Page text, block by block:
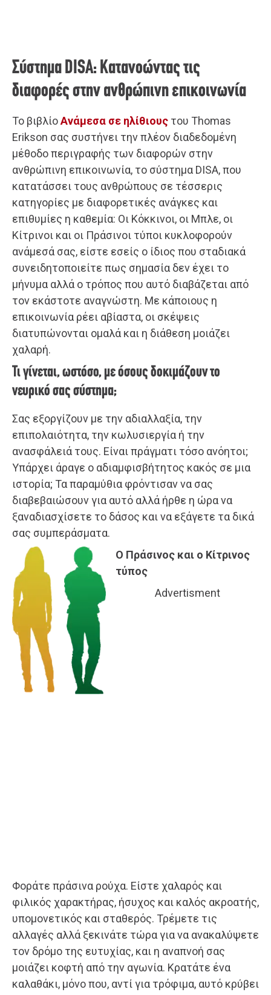
Σύστημα DISA: Κατανοώντας τις
διαφορές στην ανθρώπινη επικοινωνία
Το βιβλίοΑνάμεσα σε ηλίθιους του Thomas
Erikson σας συστήνει την πλέον διαδεδομένη
μέθοδο περιγραφής των διαφορών στην
ανθρώπινη επικοινωνία, το σύστημα DISA, που
κατατάσσει τους ανθρώπους σε τέσσερις
κατηγορίες με διαφορετικές ανάγκες και
επιθυμίες η καθεμία: Οι Κόκκινοι, οι Μπλε, οι
Κίτρινοι και οι Πράσινοι τύποι κυκλοφορούν
ανάμεσά σας, είστε εσείς ο ίδιος που σταδιακά
συνειδητοποιείτε πως σημασία δεν έχει το
μήνυμα αλλά ο τρόπος που αυτό διαβάζεται από
τον εκάστοτε αναγνώστη. Με κάποιους η
επικοινωνία ρέει αβίαστα, οι σκέψεις
διατυπώνονται ομαλά και η διάθεση μοιάζει
χαλαρή.
Τι γίνεται, ωστόσο, με όσους δοκιμάζουν το
νευρικό σας σύστημα;
Σας εξοργίζουν με την αδιαλλαξία, την
επιπολαιότητα, την κωλυσιεργία ή την
ανασφάλειά τους. Είναι πράγματι τόσο ανόητοι;
Υπάρχει άραγε ο αδιαμφισβήτητος κακός σε μια
ιστορία; Τα παραμύθια φρόντισαν να σας
διαβεβαιώσουν για αυτό αλλά ήρθε η ώρα να
ξαναδιασχίσετε το δάσος και να εξάγετε τα δικά
σας συμπεράσματα.
Ο Πράσινος και ο Κίτρινος
τύπος
Advertisment
Φοράτε πράσινα ρούχα. Είστε χαλαρός και
φιλικός χαρακτήρας, ήσυχος και καλός ακροατής,
υπομονετικός και σταθερός. Τρέμετε τις
αλλαγές αλλά ξεκινάτε τώρα για να ανακαλύψετε
τον δρόμο της ευτυχίας, και η αναπνοή σας
μοιάζει κοφτή από την αγωνία. Κρατάτε ένα
καλαθάκι, μόνο που, αντί για τρόφιμα, αυτό κρύβει